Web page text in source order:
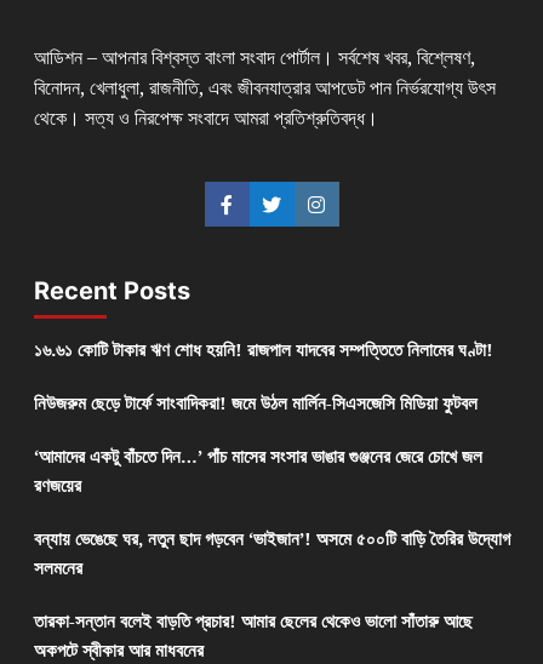
আডিশন – আপনার বিশ্বস্ত বাংলা সংবাদ পোর্টাল। সর্বশেষ খবর, বিশ্লেষণ,
বিনোদন, খেলাধুলা, রাজনীতি, এবং জীবনযাত্রার আপডেট পান নির্ভরযোগ্য উৎস
থেকে। সত্য ও নিরপেক্ষ সংবাদে আমরা প্রতিশ্রুতিবদ্ধ।
Recent Posts
১৬.৬১ কোটি টাকার ঋণ শোধ হয়নি! রাজপাল যাদবের সম্পত্তিতে নিলামের ঘণ্টা!
নিউজরুম ছেড়ে টার্ফে সাংবাদিকরা! জমে উঠল মার্লিন-সিএসজেসি মিডিয়া ফুটবল
‘আমাদের একটু বাঁচতে দিন…’ পাঁচ মাসের সংসার ভাঙার গুঞ্জনের জেরে চোখে জল
রণজয়ের
বন্যায় ভেঙেছে ঘর, নতুন ছাদ গড়বেন ‘ভাইজান’! অসমে ৫০০টি বাড়ি তৈরির উদ্যোগ
সলমনের
তারকা-সন্তান বলেই বাড়তি প্রচার! আমার ছেলের থেকেও ভালো সাঁতারু আছে
অকপটে স্বীকার আর মাধবনের